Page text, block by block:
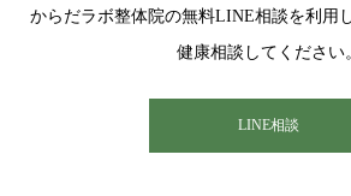
からだラボ整体院の無料LINE相談を利用
健康相談してください
LINE相談